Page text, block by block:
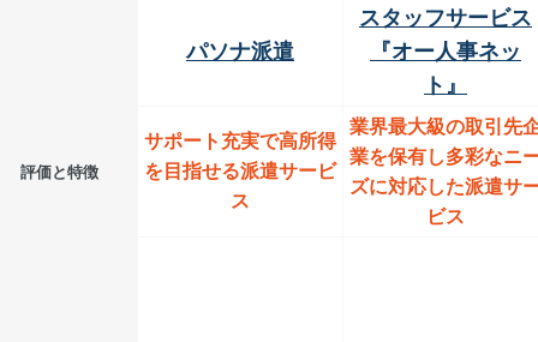
パソナ派遣
スタッフサービス
『オー人事ネッ
ト』
評価と特徴
サポート充実で高所得
を目指せる派遣サービ
ス
業界最大級の取引先
業を保有し多彩なニ
ズに対応した派遣サ
ビス